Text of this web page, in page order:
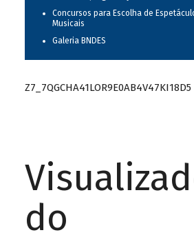
Concursos para Escolha de
Musicais
Galeria BNDES
Z7_7QGCHA41LOR9E0AB4V47KI18D5
do